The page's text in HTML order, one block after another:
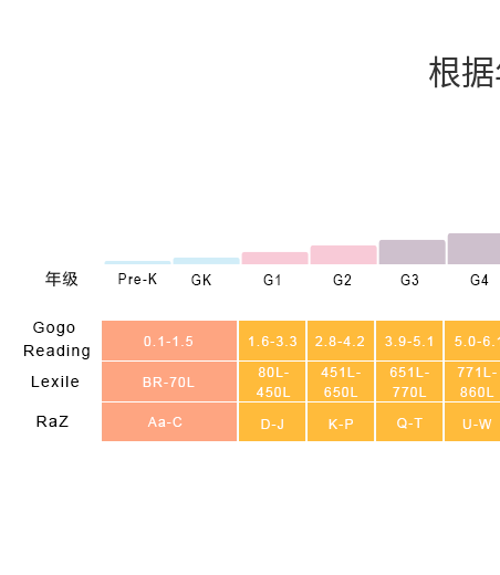
根